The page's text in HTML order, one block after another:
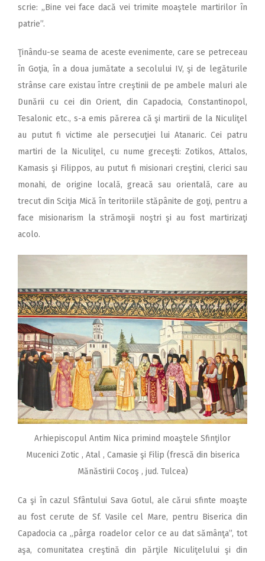
scrie: „Bine vei face dacă vei trimite moaştele martirilor în
patrie”.
Ţinându-se seama de aceste evenimente, care se petreceau
în Goţia, în a doua jumătate a secolului IV, şi de legăturile
strânse care existau între creştinii de pe ambele maluri ale
Dunării cu cei din Orient, din Capadocia, Constantinopol,
Tesalonic etc., s-a emis părerea că şi martirii de la Niculiţel
au putut fi victime ale persecuţiei lui Atanaric. Cei patru
martiri de la Niculiţel, cu nume greceşti: Zotikos, Attalos,
Kamasis şi Filippos, au putut fi misionari creştini, clerici sau
monahi, de origine locală, greacă sau orientală, care au
trecut din Sciţia Mică în teritoriile stăpânite de goţi, pentru a
face misionarism la strămoşii noştri şi au fost martirizaţi
acolo.
Arhiepiscopul Antim Nica primind moaştele Sfinţilor
Mucenici Zotic , Atal , Camasie şi Filip (frescă din biserica
Mănăstirii Cocoş , jud. Tulcea)
Ca şi în cazul Sfântului Sava Gotul, ale cărui sfinte moaşte
au fost cerute de Sf. Vasile cel Mare, pentru Biserica din
Capadocia ca „pârga roadelor celor ce au dat sămânţa”, tot
aşa, comunitatea creştină din părţile Niculiţelului şi din